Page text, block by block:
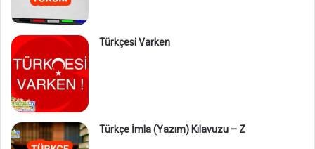
Türkçesi Varken
Türkçe İmla (Yazım) Kılavuzu – Z